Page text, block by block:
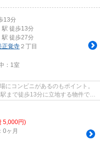
13分
駅 徒歩13分
駅 徒歩27分
正覚寺 ２丁目
： 1室
にコンビニがあるのもポイント。
まで徒歩13分に立地する物件で
5,000円)
0ヶ月